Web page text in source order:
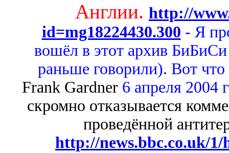
Англии. http://
id=mg18224430.300 - Я
вошёл в этот архив
раньше говорили). Вот
Frank Gardner6 апреля 2004
скромно отказывается
проведённой
http://news.bbc.co.uk/1/